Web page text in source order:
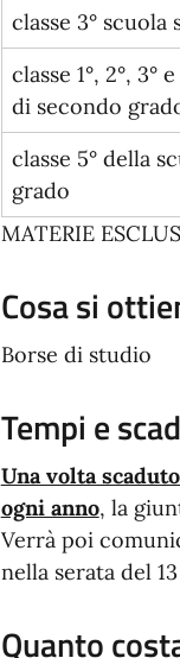
classe 3°
classe 1°, 2°, 3°
di secondo
classe 5° della
grado
MATERIE
Cosa si
Borse di studio
Tempi e
Una volta
ogni anno, la
Verrà poi
nella serata del
Quanto